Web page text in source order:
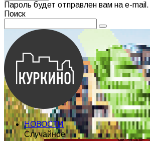
Пароль будет отправлен вам на e-mail.
Поиск
НОВОСТИ
Случайное